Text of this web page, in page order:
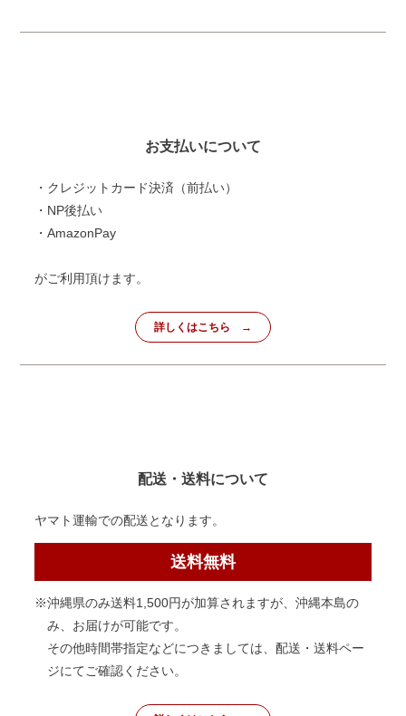
お支払いについて
・クレジットカード決済（前払い）
・NP後払い
・AmazonPay
がご利用頂けます。
詳しくはこちら
配送・送料について
ヤマト運輸での配送となります。
送料無料
※沖縄県のみ送料1,500円が加算されますが、沖縄本島の
み、お届けが可能です。
その他時間帯指定などにつきましては、配送・送料ペー
ジにてご確認ください。